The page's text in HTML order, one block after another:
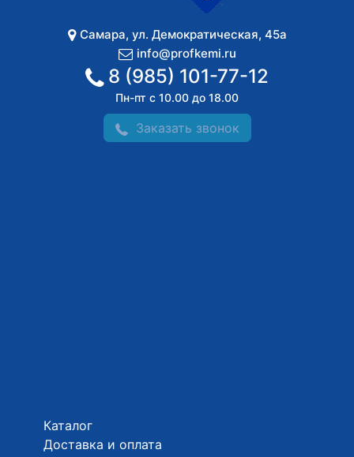
Самара, ул. Демократическая, 45а
info@profkemi.ru
8 (985) 101-77-12
Пн-пт с 10.00 до 18.00
Заказать звонок
Каталог
Доставка и оплата